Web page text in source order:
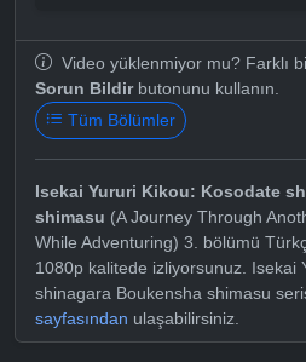
Video yüklenmiyor mu? Farklı
Sorun Bildirbutonunu kullanın.
Tüm Bölümler
Isekai Yururi Kikou: Kosodate
shimasu (A Journey Through
While Adventuring) 3. bölümü
1080p kalitede izliyorsunuz. Isekai
shinagara Boukensha shimasu
sayfasından ulaşabilirsiniz.